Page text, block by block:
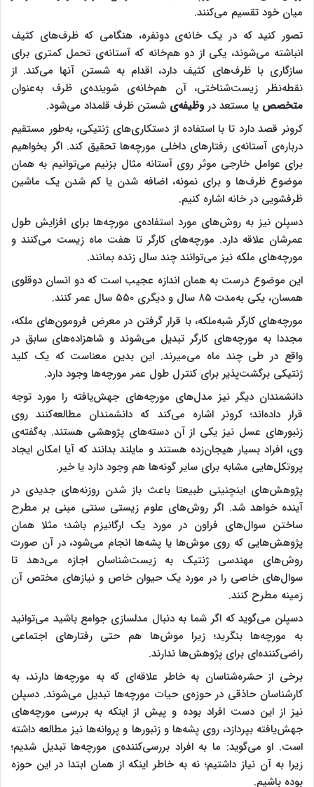
میان خود تقسیم می‌کنند.
تصور کنید که در یک خانه‌ی دونفره، هنگامی که ظرف‌های کثیف
انباشته می‌شوند، یکی از دو هم‌خانه‌ که آستانه‌ی تحمل کمتری برای
سازگاری با ظرف‌های کثیف دارد، اقدام به شستن آنها می‌کند. از
نقطه‌نظر زیست‌شناختی، آن هم‌خانه‌ی شوینده‌ی ظرف به‌عنوان
متخصص یا مستعد در وظیفه‌ی شستن ظرف قلمداد می‌شود.
کرونر قصد دارد تا با استفاده از دستکاری‌های ژنتیکی، به‌طور مستقیم
درباره‌ی آستانه‌ی رفتارهای داخلی مورچه‌ها تحقیق کند. اگر بخواهیم
برای عوامل خارجی موثر روی آستانه مثال بزنیم می‌توانیم به همان
موضوع ظرف‌ها و برای نمونه، اضافه شدن یا کم شدن یک ماشین
ظرفشویی در خانه اشاره کنیم.
دسپلن نیز به روش‌های مورد استفاده‌ی مورچه‌ها برای افزایش طول
عمرشان علاقه دارد. مورچه‌های کارگر تا هفت ماه زیست می‌کنند و
مورچه‌های ملکه نیز می‌توانند چند سال زنده بمانند.
این موضوع درست به همان اندازه عجیب است که دو انسان دوقلوی
همسان، یکی به‌مدت ۸۵ سال و دیگری ۵۵۰ سال عمر کنند.
مورچه‌های کارگر شبه‌ملکه، با قرار گرفتن در معرض فرومون‌های ملکه،
مجددا به مورچه‌های کارگر تبدیل می‌شوند و شاهزاده‌های‌ سابق در
واقع در طی چند ماه می‌میرند. این بدین معناست که یک کلید
ژنتیکی برگشت‌پذیر برای کنترل طول عمر مورچه‌ها وجود دارد.
دانشمندان دیگر نیز مدل‌های مورچه‌های جهش‌یافته را مورد توجه
قرار داده‌اند؛ کرونر اشاره می‌کند که دانشمندان مطالعه‌کنند روی
زنبورهای عسل نیز یکی از آن دسته‌های پژوهشی هستند. به‌گفته‌ی
وی، افراد بسیار هیجان‌زده هستند و مایلند بدانند که آیا امکان ایجاد
پروتکل‌هایی مشابه برای سایر گونه‌ها هم وجود دارد یا خیر.
پژوهش‌های اینچنینی طبیعتا باعث باز شدن روزنه‌های جدیدی در
آینده خواهد شد. اگر روش‌های علوم زیستی سنتی مبنی بر مطرح
ساختن سوال‌های فراون در مورد یک ارگانیزم باشد؛ مثلا همان
پژوهش‌هایی که روی موش‌ها یا پشه‌ها انجام می‌شود، در آن صورت
روش‌های مهندسی ژنتیک به زیست‌شناسان اجازه می‌دهد تا
سوال‌های خاصی را در مورد یک حیوان خاص و نیازهای مختص آن
زمینه مطرح کنند.
دسپلن می‌گوید که اگر شما به دنبال مدلسازی جوامع باشید می‌توانید
به مورچه‌ها بنگرید؛ زیرا موش‌ها هم حتی رفتارهای اجتماعی
راضی‌کننده‌ای برای پژوهش‌ها ندارند.
برخی از حشره‌شناسان به خاطر علاقه‌ای که به مورچه‌ها دارند، به
کارشناسان حاذقی در حوزه‌ی حیات مورچه‌ها تبدیل می‌شوند. دسپلن
نیز از این دست افراد بوده و پیش از اینکه به بررسی مورچه‌های
جهش‌یافته بپردازد، روی پشه‌ها و زنبورها و پروانه‌ها نیز مطالعه داشته
است. او می‌گوید: ما به افراد بررسی‌کننده‌ی مورچه‌ها تبدیل شدیم؛
زیرا به آن نیاز داشتیم؛ نه به خاطر اینکه از همان ابتدا در این حوزه
بوده باشیم.